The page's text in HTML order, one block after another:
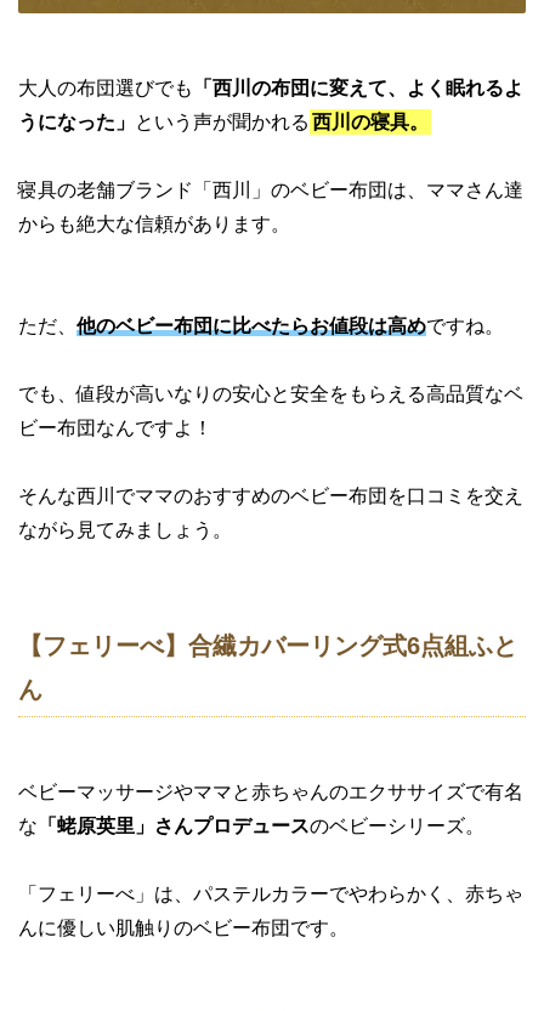
大人の布団選びでも
「西川の布団に変えて、よく眠れるよ
うになった」 という声が聞かれる 西川の寝具。
寝具の老舗ブランド「西川」のベビー布団は、ママさん達
からも絶大な信頼があります。
ただ、 他のベビー布団に比べたらお値段は高めですね。
でも、値段が高いなりの安心と安全をもらえる高品質なベ
ビー布団なんですよ！
そんな西川でママのおすすめのベビー布団を口コミを交え
ながら見てみましょう。
【フェリーべ】合繊カバーリング式6点組ふと
ん
ベビーマッサージやママと赤ちゃんのエクササイズで有名
な 「蛯原英里」さんプロデュースのベビーシリーズ。
「フェリーべ」は、パステルカラーでやわらかく、赤ちゃ
んに優しい肌触りのベビー布団です。